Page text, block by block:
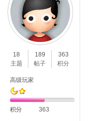
18
主题
189
帖子
363
积分
高级玩家
积分 363